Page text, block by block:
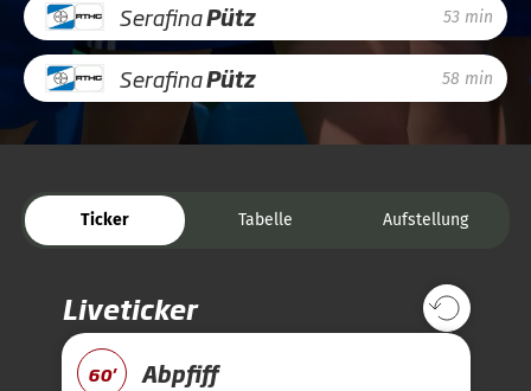
SerafinaPütz 53 min
SerafinaPütz 58 min
Ticker Tabelle Aufstellung
Liveticker
60' Abpfiff